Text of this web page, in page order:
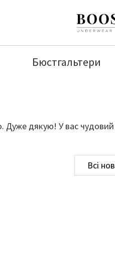
Бюстгальтери
Дуже дякую! У вас чудовий
Всі